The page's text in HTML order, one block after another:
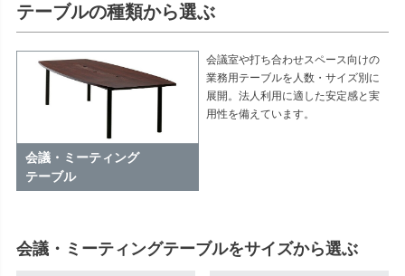
テーブルの種類から選ぶ
会議・ミーティング
テーブル
会議室や打ち合わせスペース向けの
業務用テーブルを人数・サイズ別に
展開。法人利用に適した安定感と実
用性を備えています。
会議・ミーティングテーブルをサイズから選ぶ